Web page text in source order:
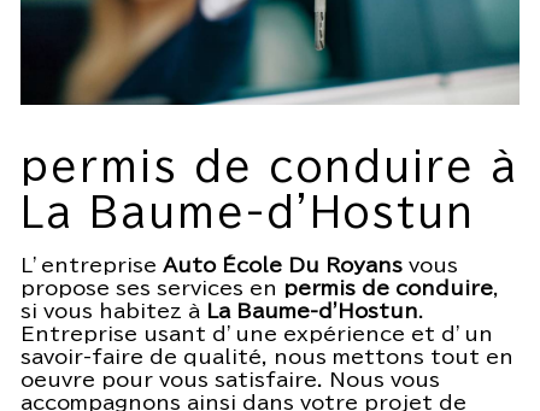
permis de conduire à
La Baume-d'Hostun
L’entreprise Auto École Du Royans vous
propose ses services en permis de conduire,
si vous habitez à
La Baume-d'Hostun.
Entreprise usant d’une expérience et d’un
savoir-faire de qualité, nous mettons tout en
oeuvre pour vous satisfaire. Nous vous
accompagnons ainsi dans votre projet de